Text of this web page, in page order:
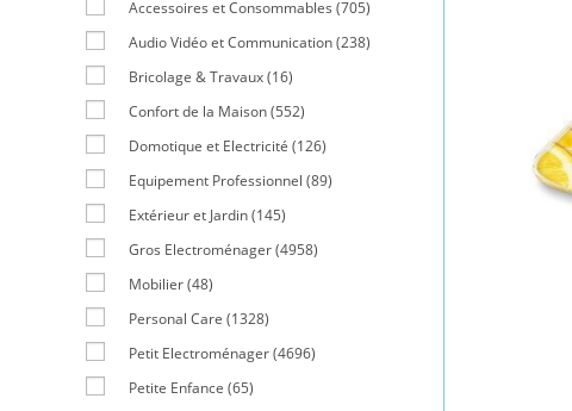
Accessoires et Consommables (705)
Audio Vidéo et Communication(238)
Bricolage & Travaux(16)
Confort de la Maison(552)
Domotique et Electricité (126)
Equipement Professionnel (89)
Extérieur et Jardin(145)
Gros Electroménager(4958)
Mobilier(48)
Personal Care (1328)
Petit Electroménager(4696)
Petite Enfance (65)